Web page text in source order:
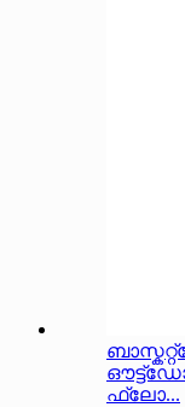
ഫ്ലോ...